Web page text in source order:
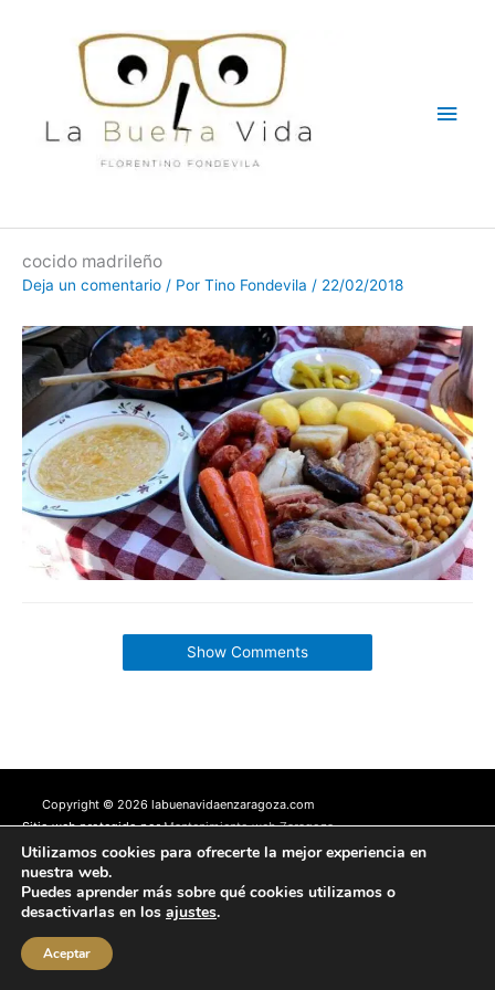
cocido madrileño
Deja un comentario / Por Tino Fondevila / 22/02/2018
Show Comments
Copyright © 2026 labuenavidaenzaragoza.com
Sitio web protegido porMantenimiento web Zaragoza
Aviso Legal Política de privacidad
Política de cookies
Contacta conmigo
Utilizamos cookies para ofrecerte la mejor experiencia en
nuestra web.
Puedes aprender más sobre qué cookies utilizamos o
desactivarlas en los ajustes.
Aceptar